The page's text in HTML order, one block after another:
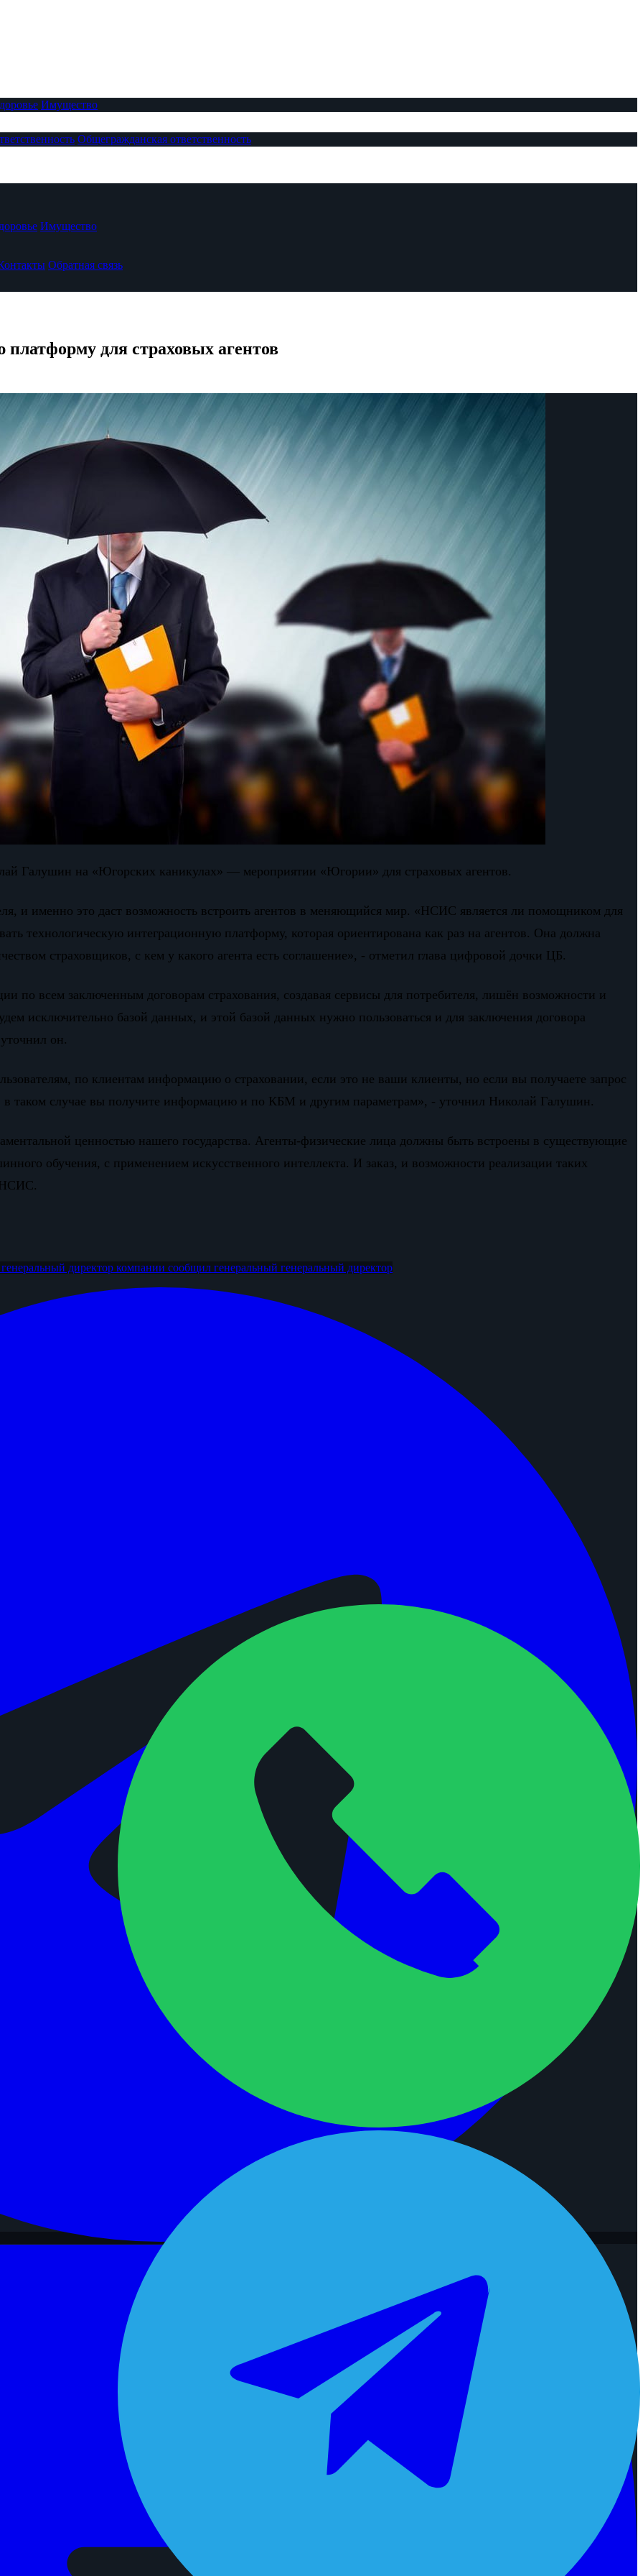
Имущество
Общегражданская ответственность
Имущество
Обратная связь
для страховых агентов
Галушин на «Югорских каникулах» — мероприятии «Югории» для страховых агентов.
и именно это даст возможность встроить агентов в меняющийся мир. «НСИС является ли помощником для
технологическую интеграционную платформу, которая ориентирована как раз на агентов. Она должна
страховщиков, с кем у какого агента есть соглашение», - отметил глава цифровой дочки ЦБ.
всем заключенным договорам страхования, создавая сервисы для потребителя, лишён возможности и
исключительно базой данных, и этой базой данных нужно пользоваться и для заключения договора
он.
по клиентам информацию о страховании, если это не ваши клиенты, но если вы получаете запрос
в таком случае вы получите информацию и по КБМ и другим параметрам», - уточнил Николай Галушин.
ценностью нашего государства. Агенты-физические лица должны быть встроены в существующие
обучения, с применением искусственного интеллекта. И заказ, и возможности реализации таких
НСИС.
генеральный директор компании сообщил генеральный генеральный директор